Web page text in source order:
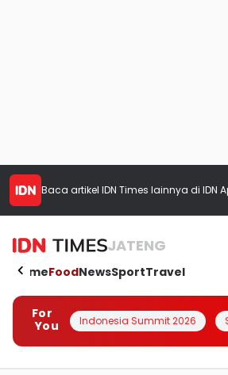
Baca artikel IDN Times lainnya di IDN
JATENG
HomeFoodNewsSportTravel
For
You
Indonesia Summit 2026